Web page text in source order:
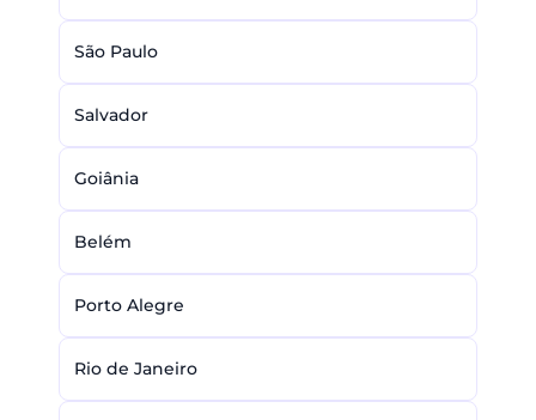
São Paulo
Salvador
Goiânia
Belém
Porto Alegre
Rio de Janeiro